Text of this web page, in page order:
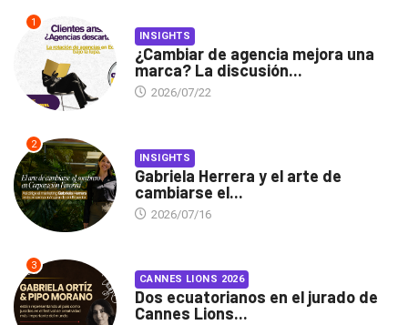
1
INSIGHTS
¿Cambiar de agencia mejora una
marca? La discusión...
2026/07/22
2
INSIGHTS
Gabriela Herrera y el arte de
cambiarse el...
2026/07/16
3
CANNES LIONS 2026
Dos ecuatorianos en el jurado de
Cannes Lions...